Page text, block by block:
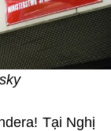
Tại Nghị